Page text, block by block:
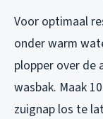
Voor optimaal
onder warm
plopper over de
wasbak. Maak
zuignap los te